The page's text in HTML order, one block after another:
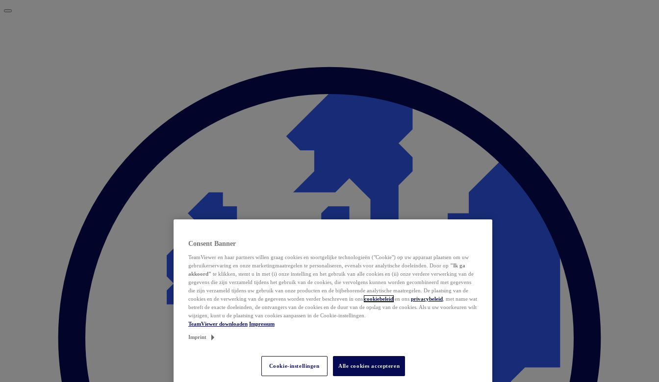
Consent Banner
TeamViewer en haar partners willen graag cookies en soortgelijke technologieën ("Cookie") op uw apparaat plaatsen om uw
gebruikerservaring en onze marketingmaatregelen te personaliseren, evenals voor analytische doeleinden. Door op "Ik ga
akkoord" te klikken, stemt u in met (i) onze instelling en het gebruik van alle cookies en (ii) onze verdere verwerking van de
gegevens die zijn verzameld tijdens het gebruik van de cookies, die vervolgens kunnen worden gecombineerd met gegevens
die zijn verzameld tijdens uw gebruik van onze producten en de bijbehorende analytische maatregelen. De plaatsing van de
cookies en de verwerking van de gegevens worden verder beschreven in ons cookiebeleid en ons privacybeleid , met name wat
betreft de exacte doeleinden, de ontvangers van de cookies en de duur van de opslag van de cookies. Als u uw voorkeuren wilt
wijzigen, kunt u de plaatsing van cookies aanpassen in de Cookie-instellingen.
TeamViewer downloaden Impressum
Imprint
Cookie-instellingen Alle cookies accepteren